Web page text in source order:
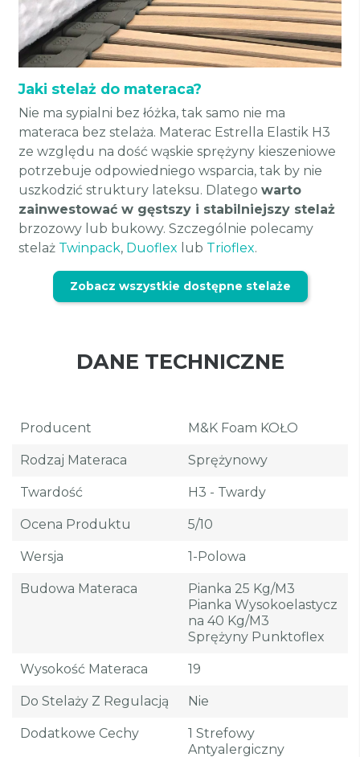
Jaki stelaż do materaca?
Nie ma sypialni bez łóżka, tak samo nie ma
materaca bez stelaża. Materac Estrella Elastik H3
ze względu na dość wąskie sprężyny kieszeniowe
potrzebuje odpowiedniego wsparcia, tak by nie
uszkodzić struktury lateksu. Dlatego warto
zainwestować w gęstszy i stabilniejszy stelaż
brzozowy lub bukowy. Szczególnie polecamy
stelaż Twinpack, Duoflex lub Trioflex.
Zobacz wszystkie dostępne stelaże
DANE TECHNICZNE
Producent M&K Foam KOŁO
Rodzaj Materaca Sprężynowy
Twardość H3 - Twardy
Ocena Produktu 5/10
Wersja 1-Polowa
Budowa Materaca
Pianka 25 Kg/m3
Pianka Wysokoelastycz
Na 40 Kg/m3
Sprężyny Punktoflex
Wysokość Materaca 19
Do Stelaży Z Regulacją Nie
Dodatkowe Cechy
1 Strefowy
Antyalergiczny